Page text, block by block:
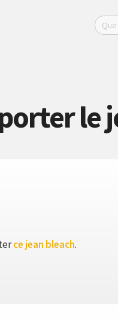
le
ce jean bleach.